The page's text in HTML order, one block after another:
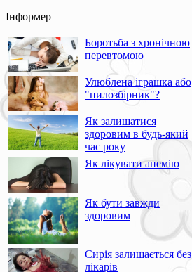
Інформер
Боротьба з хронічною
перевтомою
Улюблена іграшка або
"пилозбірник"?
Як залишатися
здоровим в будь-який
час року
Як лікувати анемію
Як бути завжди
здоровим
Сирія залишається без
лікарів